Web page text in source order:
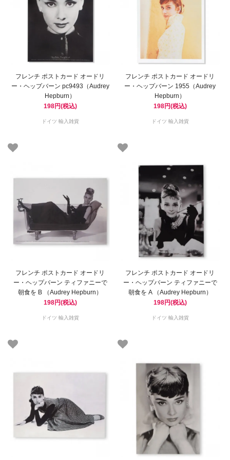
フレンチ ポストカード オードリ
ー・ヘップバーン pc9493（Audrey
Hepburn）
198円(税込)
ドイツ 輸入雑貨
フレンチ ポストカード オードリ
ー・ヘップバーン 1955（Audrey
Hepburn）
198円(税込)
ドイツ 輸入雑貨
フレンチ ポストカード オードリ
ー・ヘップバーン ティファニーで
朝食を B （Audrey Hepburn）
198円(税込)
ドイツ 輸入雑貨
フレンチ ポストカード オードリ
ー・ヘップバーン ティファニーで
朝食を A （Audrey Hepburn）
198円(税込)
ドイツ 輸入雑貨